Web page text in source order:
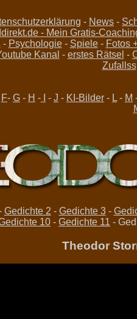
- News -
- Mein Gratis-
- Psychologie- Spiele- Fotos
Kanal - erstes Rätsel -
F- G - H - - J - KI-Bilder - L - M
Gedichte 2 - Gedichte 3-
10 - Gedichte 11 -
Theodor